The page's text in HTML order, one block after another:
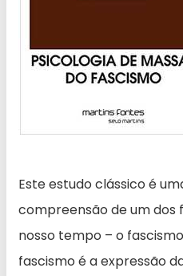
Este estudo clássico é
compreensão de um dos
nosso tempo – o
fascismo é a expressão